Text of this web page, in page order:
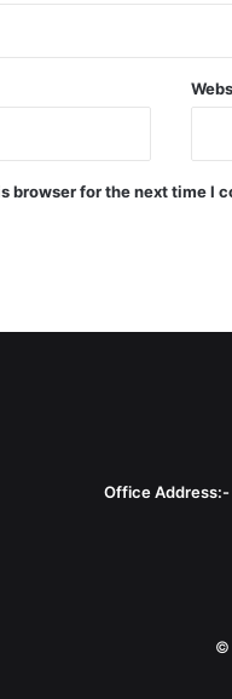
browser for the next time I
Office Address:-
©